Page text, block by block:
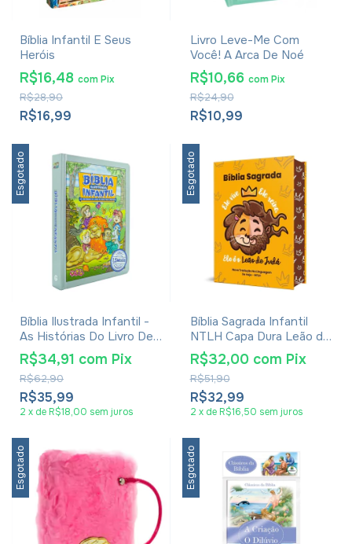
Bíblia Infantil E Seus
Heróis
R$16,99
R$28,90
R$16,48 comPix
Livro Leve-Me Com
Você! A Arca De Noé
R$10,99
R$24,90
R$10,66 com Pix
Esgotado
Bíblia Ilustrada Infantil -
As Histórias Do Livro De
Deus Para Crianças
R$35,99
R$62,90
R$34,91 com Pix
2 x de R$18,00 sem juros
Esgotado
Bíblia Sagrada Infantil
NTLH Capa Dura Leão de
Judá
R$32,99
R$51,90
R$32,00 com Pix
2 x de R$16,50 sem juros
Esgotado Esgotado